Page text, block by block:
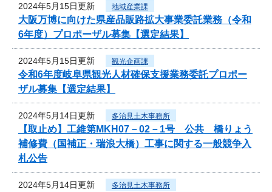
2024年5月15日更新 地域産業課
大阪万博に向けた県産品販路拡大事業委託業務（令和
6年度）プロポーザル募集【選定結果】
2024年5月15日更新 観光企画課
令和6年度岐阜県観光人材確保支援業務委託プロポー
ザル募集【選定結果】
2024年5月14日更新 多治見土木事務所
【取止め】工維第MKH07－02－1号 公共 橋りょう
補修費（国補正・瑞浪大橋）工事に関する一般競争入
札公告
2024年5月14日更新 多治見土木事務所